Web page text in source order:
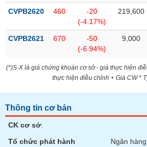
Giao
dịch
Tài
chính
tích
thuật
Hồ
sơ
doanh
nghiệp
CVPB2620 460
-20
(-4.17%)
219,600
CVPB2621 670
-50
(-6.94%)
9,000
(*)S-X là giá chứng khoán cơ sở - giá thực hiện
thực hiện điều chỉnh + Giá CW *
Thông tin cơ bản
CK cơ sở:
Tổ chức phát hành
Ngân
NGUYÊN
VẬT